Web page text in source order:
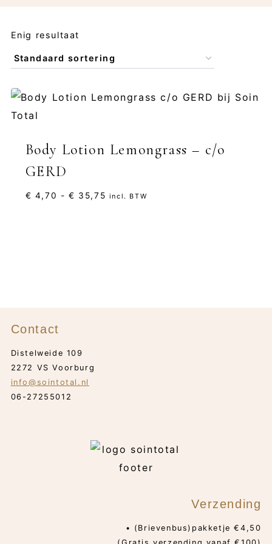
Enig resultaat
Body Lotion Lemongrass – c/o
GERD
€ 4,70 - € 35,75 Prijsklasse:
incl. BTW
Contact
Distelweide 109
2272 VS Voorburg
info@sointotal.nl
06-27255012
Verzending
• (Brievenbus)pakketje €4,50